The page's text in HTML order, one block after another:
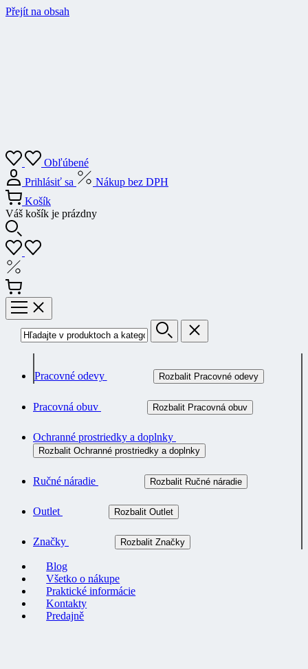
Přejít na obsah
Obľúbené
Prihlásiť sa
Nákup bez DPH
Košík
Váš košík je prázdny
Pracovné odevy Rozbalit Pracovné odevy
Pracovná obuv Rozbalit Pracovná obuv
Ochranné prostriedky a doplnky
Rozbalit Ochranné prostriedky a doplnky
Ručné náradie Rozbalit Ručné náradie
Outlet Rozbalit Outlet
Značky Rozbalit Značky
Blog
Všetko o nákupe
Praktické informácie
Kontakty
Predajně